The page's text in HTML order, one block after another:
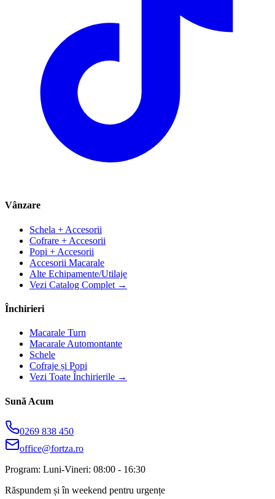
Vânzare
Schela + Accesorii
Cofrare + Accesorii
Popi + Accesorii
Accesorii Macarale
Alte Echipamente/Utilaje
Vezi Catalog Complet →
Închirieri
Macarale Turn
Macarale Automontante
Schele
Cofraje și Popi
Vezi Toate Închirierile →
Sună Acum
0269 838 450
office@fortza.ro
Program: Luni-Vineri: 08:00 - 16:30
Răspundem și în weekend pentru urgențe